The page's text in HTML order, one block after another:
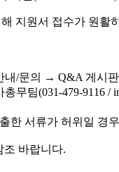
지원서 접수가 원활
내/문의 → Q&A 게시판
무팀(031-479-9116 /
한 서류가 허위일 경
바랍니다.